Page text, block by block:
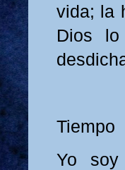
vida; la
Dios lo
Tiempo
Yo